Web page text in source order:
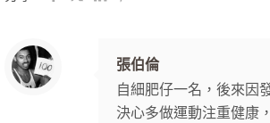
張伯倫
自細肥仔一名，後來因
決心多做運動注重健康